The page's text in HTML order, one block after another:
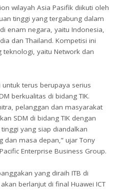
wilayah Asia Pasifik diikuti oleh
tinggi yang tergabung dalam
enam negara, yaitu Indonesia,
dan Thailand. Kompetisi ini
yaitu Network dan
terus berupaya serius
berkualitas di bidang TIK.
pelanggan dan masyarakat
SDM di bidang TIK dengan
yang siap diandalkan
dan masa depan,” ujar Tony
Enterprise Business Group.
yang diraih ITB di
berlanjut di final Huawei ICT